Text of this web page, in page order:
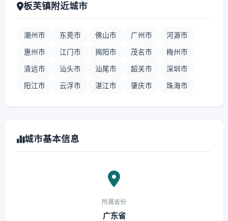
板芙镇附近城市
潮州市 东莞市 佛山市 广州市 河源市
惠州市 江门市 揭阳市 茂名市 梅州市
清远市 汕头市 汕尾市 韶关市 深圳市
阳江市 云浮市 湛江市 肇庆市 珠海市
城市基本信息
所属省份
广东省